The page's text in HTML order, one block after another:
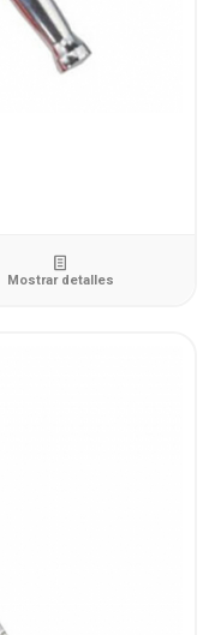
Mostrar detalles